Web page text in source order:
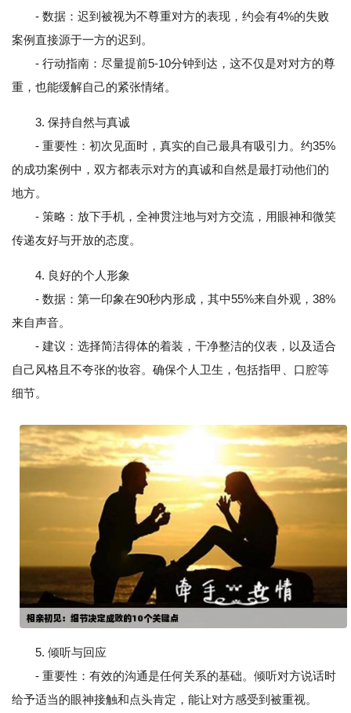
- 数据：迟到被视为不尊重对方的表现，约会有4%的失败
案例直接源于一方的迟到。
- 行动指南：尽量提前5-10分钟到达，这不仅是对对方的尊
重，也能缓解自己的紧张情绪。
3. 保持自然与真诚
- 重要性：初次见面时，真实的自己最具有吸引力。约35%
的成功案例中，双方都表示对方的真诚和自然是最打动他们的
地方。
- 策略：放下手机，全神贯注地与对方交流，用眼神和微笑
传递友好与开放的态度。
4. 良好的个人形象
- 数据：第一印象在90秒内形成，其中55%来自外观，38%
来自声音。
- 建议：选择简洁得体的着装，干净整洁的仪表，以及适合
自己风格且不夸张的妆容。确保个人卫生，包括指甲、口腔等
细节。
5. 倾听与回应
- 重要性：有效的沟通是任何关系的基础。倾听对方说话时
给予适当的眼神接触和点头肯定，能让对方感受到被重视。